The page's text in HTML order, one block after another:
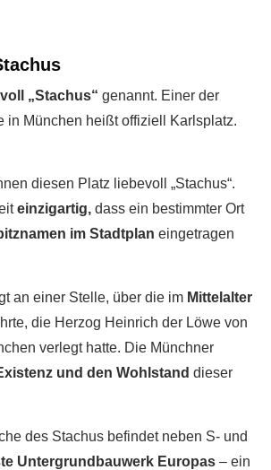
„Stachus“ genannt. Einer der
in München heißt offiziell Karlsplatz.
diesen Platz liebevoll „Stachus“.
einzigartig, dass ein bestimmter Ort
im Stadtplan eingetragen
an einer Stelle, über die im Mittelalter
die Herzog Heinrich der Löwe von
verlegt hatte. Die Münchner
und den Wohlstand dieser
des Stachus befindet neben S- und
Untergrundbauwerk Europas – ein